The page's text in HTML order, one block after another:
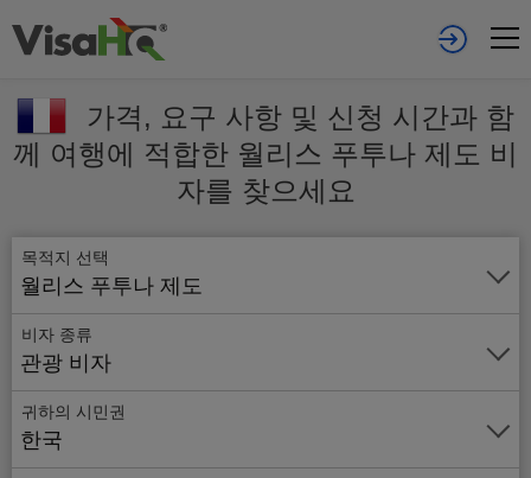
가격, 요구 사항 및 신청 시간과 함
께 여행에 적합한 월리스 푸투나 제도 비
자를 찾으세요
목적지 선택
월리스 푸투나 제도
비자 종류
관광 비자
귀하의 시민권
한국